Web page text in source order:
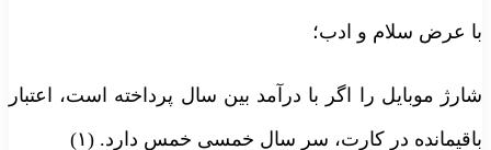
عرض سلام و ادب؛
موبایل را اگر با درآمد بین سال پرداخته است، اعتبار
در کارت، سرِ سال خمسی خمس دارد. (۱)